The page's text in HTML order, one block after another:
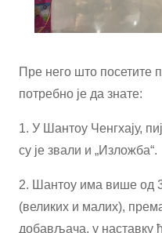
Пре него што посетите
потребно је да знате:
1. У Шантоу Ченгхају,
су је звали и „Изложба“.
2. Шантоу има више од
(великих и малих),
добављача, у наставку